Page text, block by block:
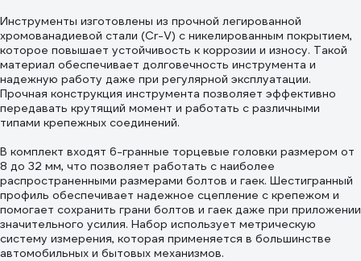
Инструменты изготовлены из прочной легированной
хромованадиевой стали (Cr-V) с никелированным покрытием,
которое повышает устойчивость к коррозии и износу. Такой
материал обеспечивает долговечность инструмента и
надежную работу даже при регулярной эксплуатации.
Прочная конструкция инструмента позволяет эффективно
передавать крутящий момент и работать с различными
типами крепежных соединений.
В комплект входят 6-гранные торцевые головки размером от
8 до 32 мм, что позволяет работать с наиболее
распространенными размерами болтов и гаек. Шестигранный
профиль обеспечивает надежное сцепление с крепежом и
помогает сохранить грани болтов и гаек даже при приложении
значительного усилия. Набор использует метрическую
систему измерения, которая применяется в большинстве
автомобильных и бытовых механизмов.